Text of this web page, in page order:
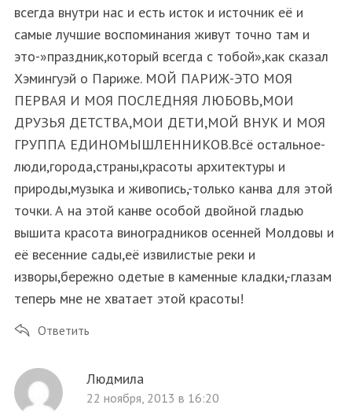
всегда внутри нас и есть исток и источник её и
самые лучшие воспоминания живут точно там и
это-»праздник,который всегда с тобой»,как сказал
Хэмингуэй о Париже. МОЙ ПАРИЖ-ЭТО МОЯ
ПЕРВАЯ И МОЯ ПОСЛЕДНЯЯ ЛЮБОВЬ,МОИ
ДРУЗЬЯ ДЕТСТВА,МОИ ДЕТИ,МОЙ ВНУК И МОЯ
ГРУППА ЕДИНОМЫШЛЕННИКОВ.Всё остальное-
люди,города,страны,красоты архитектуры и
природы,музыка и живопись,-только канва для этой
точки. А на этой канве особой двойной гладью
вышита красота виноградников осенней Молдовы и
её весенние сады,её извилистые реки и
изворы,бережно одетые в каменные кладки,-глазам
теперь мне не хватает этой красоты!
Ответить
Людмила
22 ноября, 2013 в 16:20